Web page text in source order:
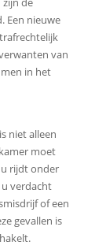
Een nieuwe
van
in het
niet alleen
moet
rijdt onder
verdacht
of een
gevallen is